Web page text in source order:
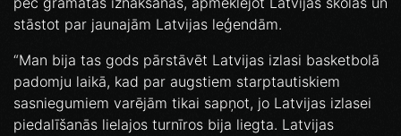
stāstot par jaunajām Latvijas leģendām.
“Man bija tas gods pārstāvēt Latvijas izlasi basketbolā
padomju laikā, kad par augstiem starptautiskiem
sasniegumiem varējām tikai sapņot, jo Latvijas izlasei
piedalīšanās lielajos turnīros bija liegta. Latvijas